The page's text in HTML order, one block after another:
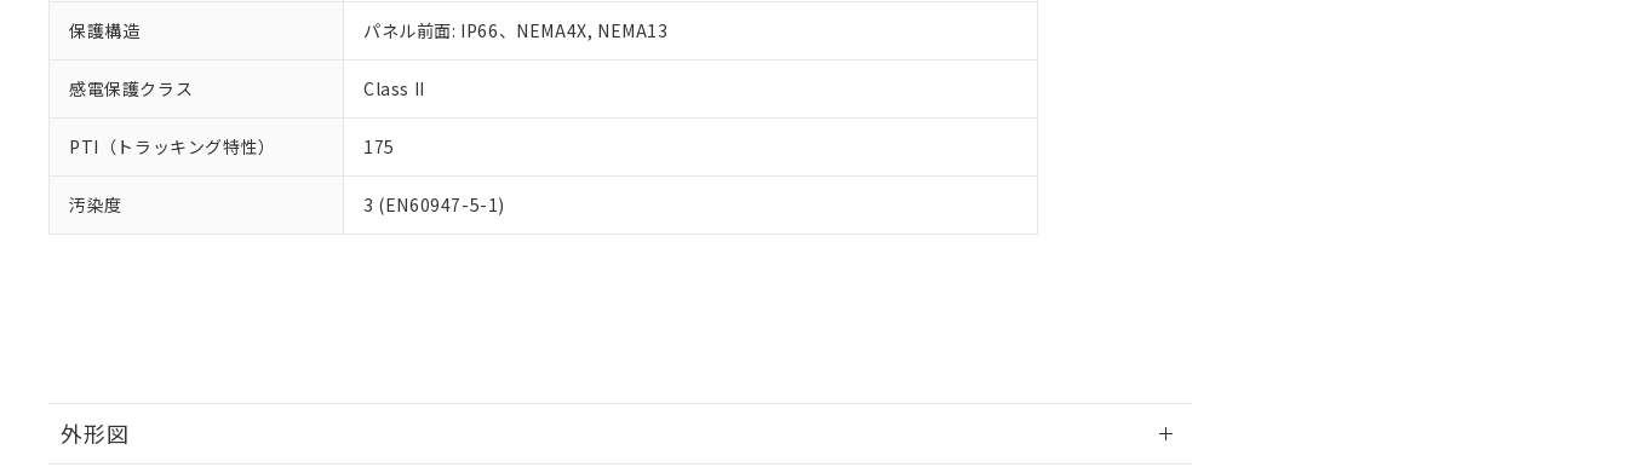
保護構造 パネル前面: IP66、NEMA4X, NEMA13
感電保護クラス Class II
PTI（トラッキング特性） 175
汚染度 3 (EN60947-5-1)
外形図